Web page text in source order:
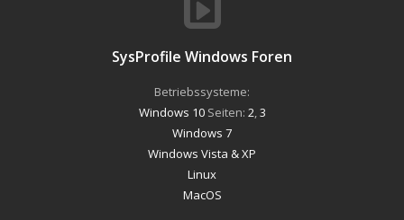
SysProfile Windows Foren
Betriebssysteme:
Windows 10Seiten: 2 3
Windows 7
Windows Vista & XP
Linux
MacOS